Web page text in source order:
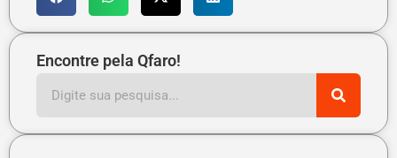
Encontre pela Qfaro!